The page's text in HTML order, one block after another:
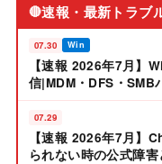
🔴速報・最新トラブ
07.30 Win
【速報 2026年7月】
信|MDM・DFS・SMB
07.29
【速報 2026年7月】
られない時の公式障